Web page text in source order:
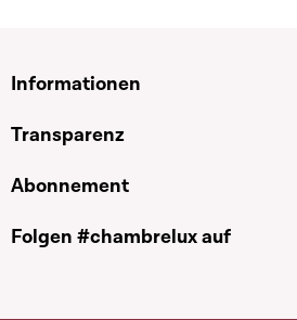
Informationen
Transparenz
Abonnement
Folgen #chambrelux auf